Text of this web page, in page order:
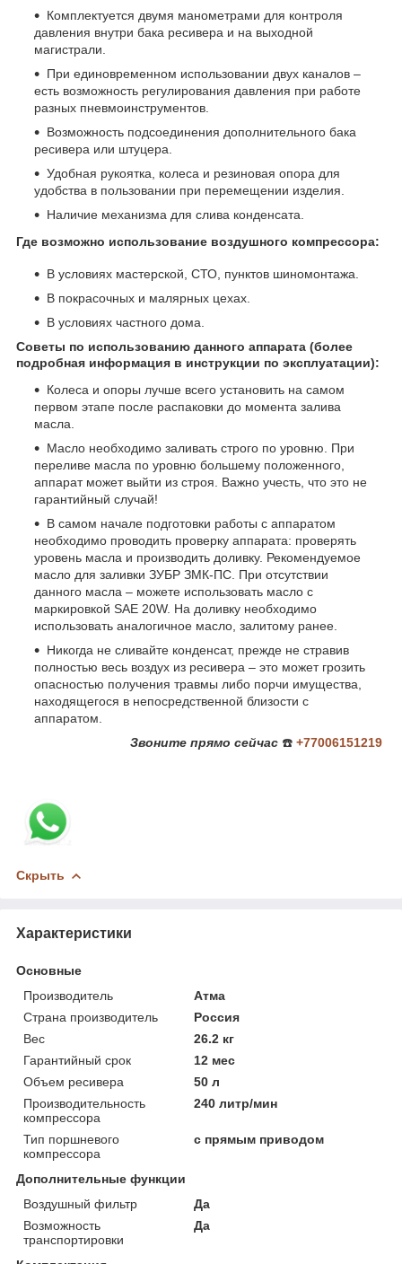
Комплектуется двумя манометрами для контроля
давления внутри бака ресивера и на выходной
магистрали.
При единовременном использовании двух каналов –
есть возможность регулирования давления при работе
разных пневмоинструментов.
Возможность подсоединения дополнительного бака
ресивера или штуцера.
Удобная рукоятка, колеса и резиновая опора для
удобства в пользовании при перемещении изделия.
Наличие механизма для слива конденсата.
Где возможно использование воздушного компрессора:
В условиях мастерской, СТО, пунктов шиномонтажа.
В покрасочных и малярных цехах.
В условиях частного дома.
Советы по использованию данного аппарата (более
подробная информация в инструкции по эксплуатации):
Колеса и опоры лучше всего установить на самом
первом этапе после распаковки до момента залива
масла.
Масло необходимо заливать строго по уровню. При
переливе масла по уровню большему положенного,
аппарат может выйти из строя. Важно учесть, что это не
гарантийный случай!
В самом начале подготовки работы с аппаратом
необходимо проводить проверку аппарата: проверять
уровень масла и производить доливку. Рекомендуемое
масло для заливки ЗУБР ЗМК-ПС. При отсутствии
данного масла – можете использовать масло с
маркировкой SAE 20W. На доливку необходимо
использовать аналогичное масло, залитому ранее.
Никогда не сливайте конденсат, прежде не стравив
полностью весь воздух из ресивера – это может грозить
опасностью получения травмы либо порчи имущества,
находящегося в непосредственной близости с
аппаратом.
Звоните прямо сейчас ☎️ +77006151219
Скрыть
Характеристики
Основные
Производитель
Атма
Страна производитель
Россия
Вес
26.2 кг
Гарантийный срок
12 мес
Объем ресивера
50 л
Производительность
компрессора
240 литр/мин
Тип поршневого
компрессора
с прямым приводом
Дополнительные функции
Воздушный фильтр
Да
Возможность
транспортировки
Да